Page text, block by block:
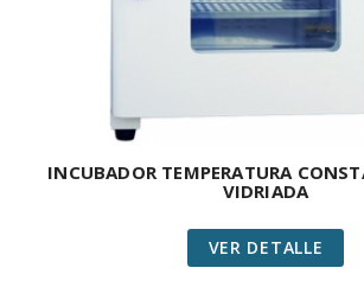
INCUBADOR TEMPERATURA
VIDRIADA
VER DETALLE